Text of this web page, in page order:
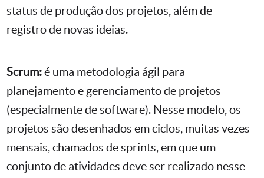
status de produção dos projetos, além de
registro de novas ideias.
Scrum:é uma metodologia ágil para
planejamento e gerenciamento de projetos
(especialmente de software). Nesse modelo, os
projetos são desenhados em ciclos, muitas vezes
mensais, chamados de sprints, em que um
conjunto de atividades deve ser realizado nesse